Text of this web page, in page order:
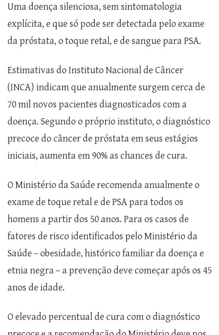
Uma doença silenciosa, sem sintomatologia
explícita, e que só pode ser detectada pelo exame
da próstata, o toque retal, e de sangue para PSA.
Estimativas do Instituto Nacional de Câncer
(INCA) indicam que anualmente surgem cerca de
70 mil novos pacientes diagnosticados com a
doença. Segundo o próprio instituto, o diagnóstico
precoce do câncer de próstata em seus estágios
iniciais, aumenta em 90% as chances de cura.
O Ministério da Saúde recomenda anualmente o
exame de toque retal e de PSA para todos os
homens a partir dos 50 anos. Para os casos de
fatores de risco identificados pelo Ministério da
Saúde – obesidade, histórico familiar da doença e
etnia negra – a prevenção deve começar após os 45
anos de idade.
O elevado percentual de cura com o diagnóstico